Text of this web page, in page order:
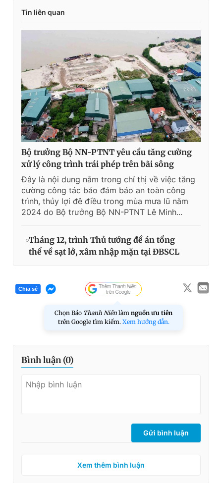
Tin liên quan
Bộ trưởng Bộ NN-PTNT yêu cầu tăng cường
xử lý công trình trái phép trên bãi sông
Đây là nội dung nằm trong chỉ thị về việc tăng
cường công tác bảo đảm bảo an toàn công
trình, thủy lợi đê điều trong mùa mưa lũ năm
2024 do Bộ trưởng Bộ NN-PTNT Lê Minh...
Tháng 12, trình Thủ tướng đề án tổng
thể về sạt lở, xâm nhập mặn tại ĐBSCL
Chia sẻ
Chọn Báo Thanh Niên làm nguồn ưu tiên
trên Google tìm kiếm. Xem hướng dẫn.
Bình luận (0)
Gửi bình luận
Xem thêm bình luận